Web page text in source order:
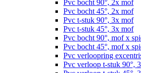
Pvc bocht 90°, 2x mof
Pvc bocht 45°, 2x mof
Pvc t-stuk 90°, 3x mof
Pvc t-stuk 45°, 3x mof
Pvc bocht 90°, mof x
Pvc bocht 45°, mof x
Pvc verloopring
Pvc verloop t-stuk 90°,